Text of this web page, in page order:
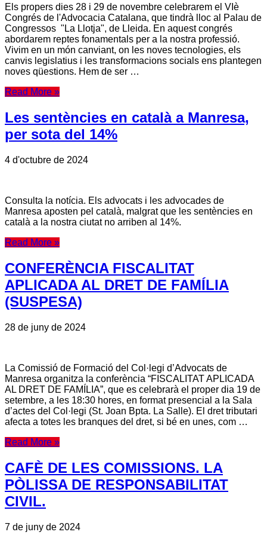
Els propers dies 28 i 29 de novembre celebrarem el VIè
Congrés de l'Advocacia Catalana, que tindrà lloc al Palau de
Congressos "La Llotja", de Lleida. En aquest congrés
abordarem reptes fonamentals per a la nostra professió.
Vivim en un món canviant, on les noves tecnologies, els
canvis legislatius i les transformacions socials ens plantegen
noves qüestions. Hem de ser …
Read More »
Les sentències en català a Manresa,
per sota del 14%
4 d'octubre de 2024
Consulta la notícia. Els advocats i les advocades de
Manresa aposten pel català, malgrat que les sentències en
català a la nostra ciutat no arriben al 14%.
Read More »
CONFERÈNCIA FISCALITAT
APLICADA AL DRET DE FAMÍLIA
(SUSPESA)
28 de juny de 2024
La Comissió de Formació del Col·legi d’Advocats de
Manresa organitza la conferència “FISCALITAT APLICADA
AL DRET DE FAMÍLIA”, que es celebrarà el proper dia 19 de
setembre, a les 18:30 hores, en format presencial a la Sala
d’actes del Col·legi (St. Joan Bpta. La Salle). El dret tributari
afecta a totes les branques del dret, si bé en unes, com …
Read More »
CAFÈ DE LES COMISSIONS. LA
PÒLISSA DE RESPONSABILITAT
CIVIL.
7 de juny de 2024